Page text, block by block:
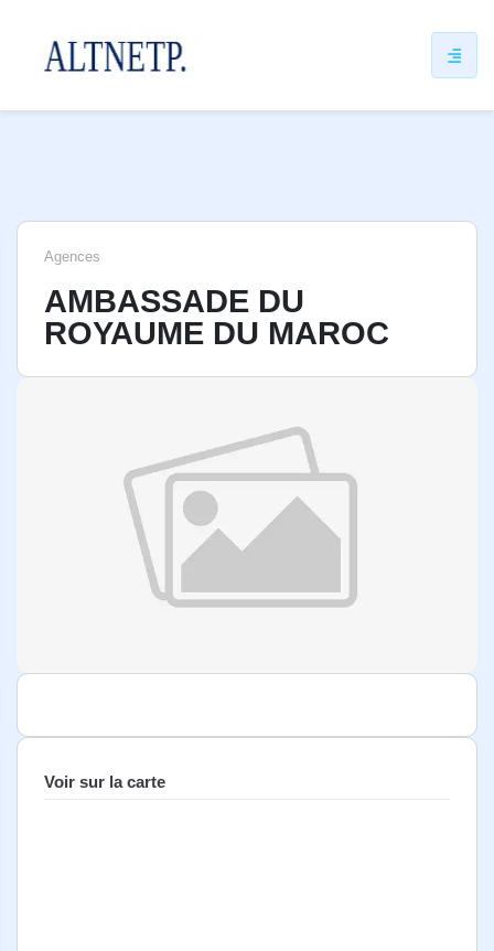
Agences
AMBASSADE DU
ROYAUME DU MAROC
Voir sur la carte